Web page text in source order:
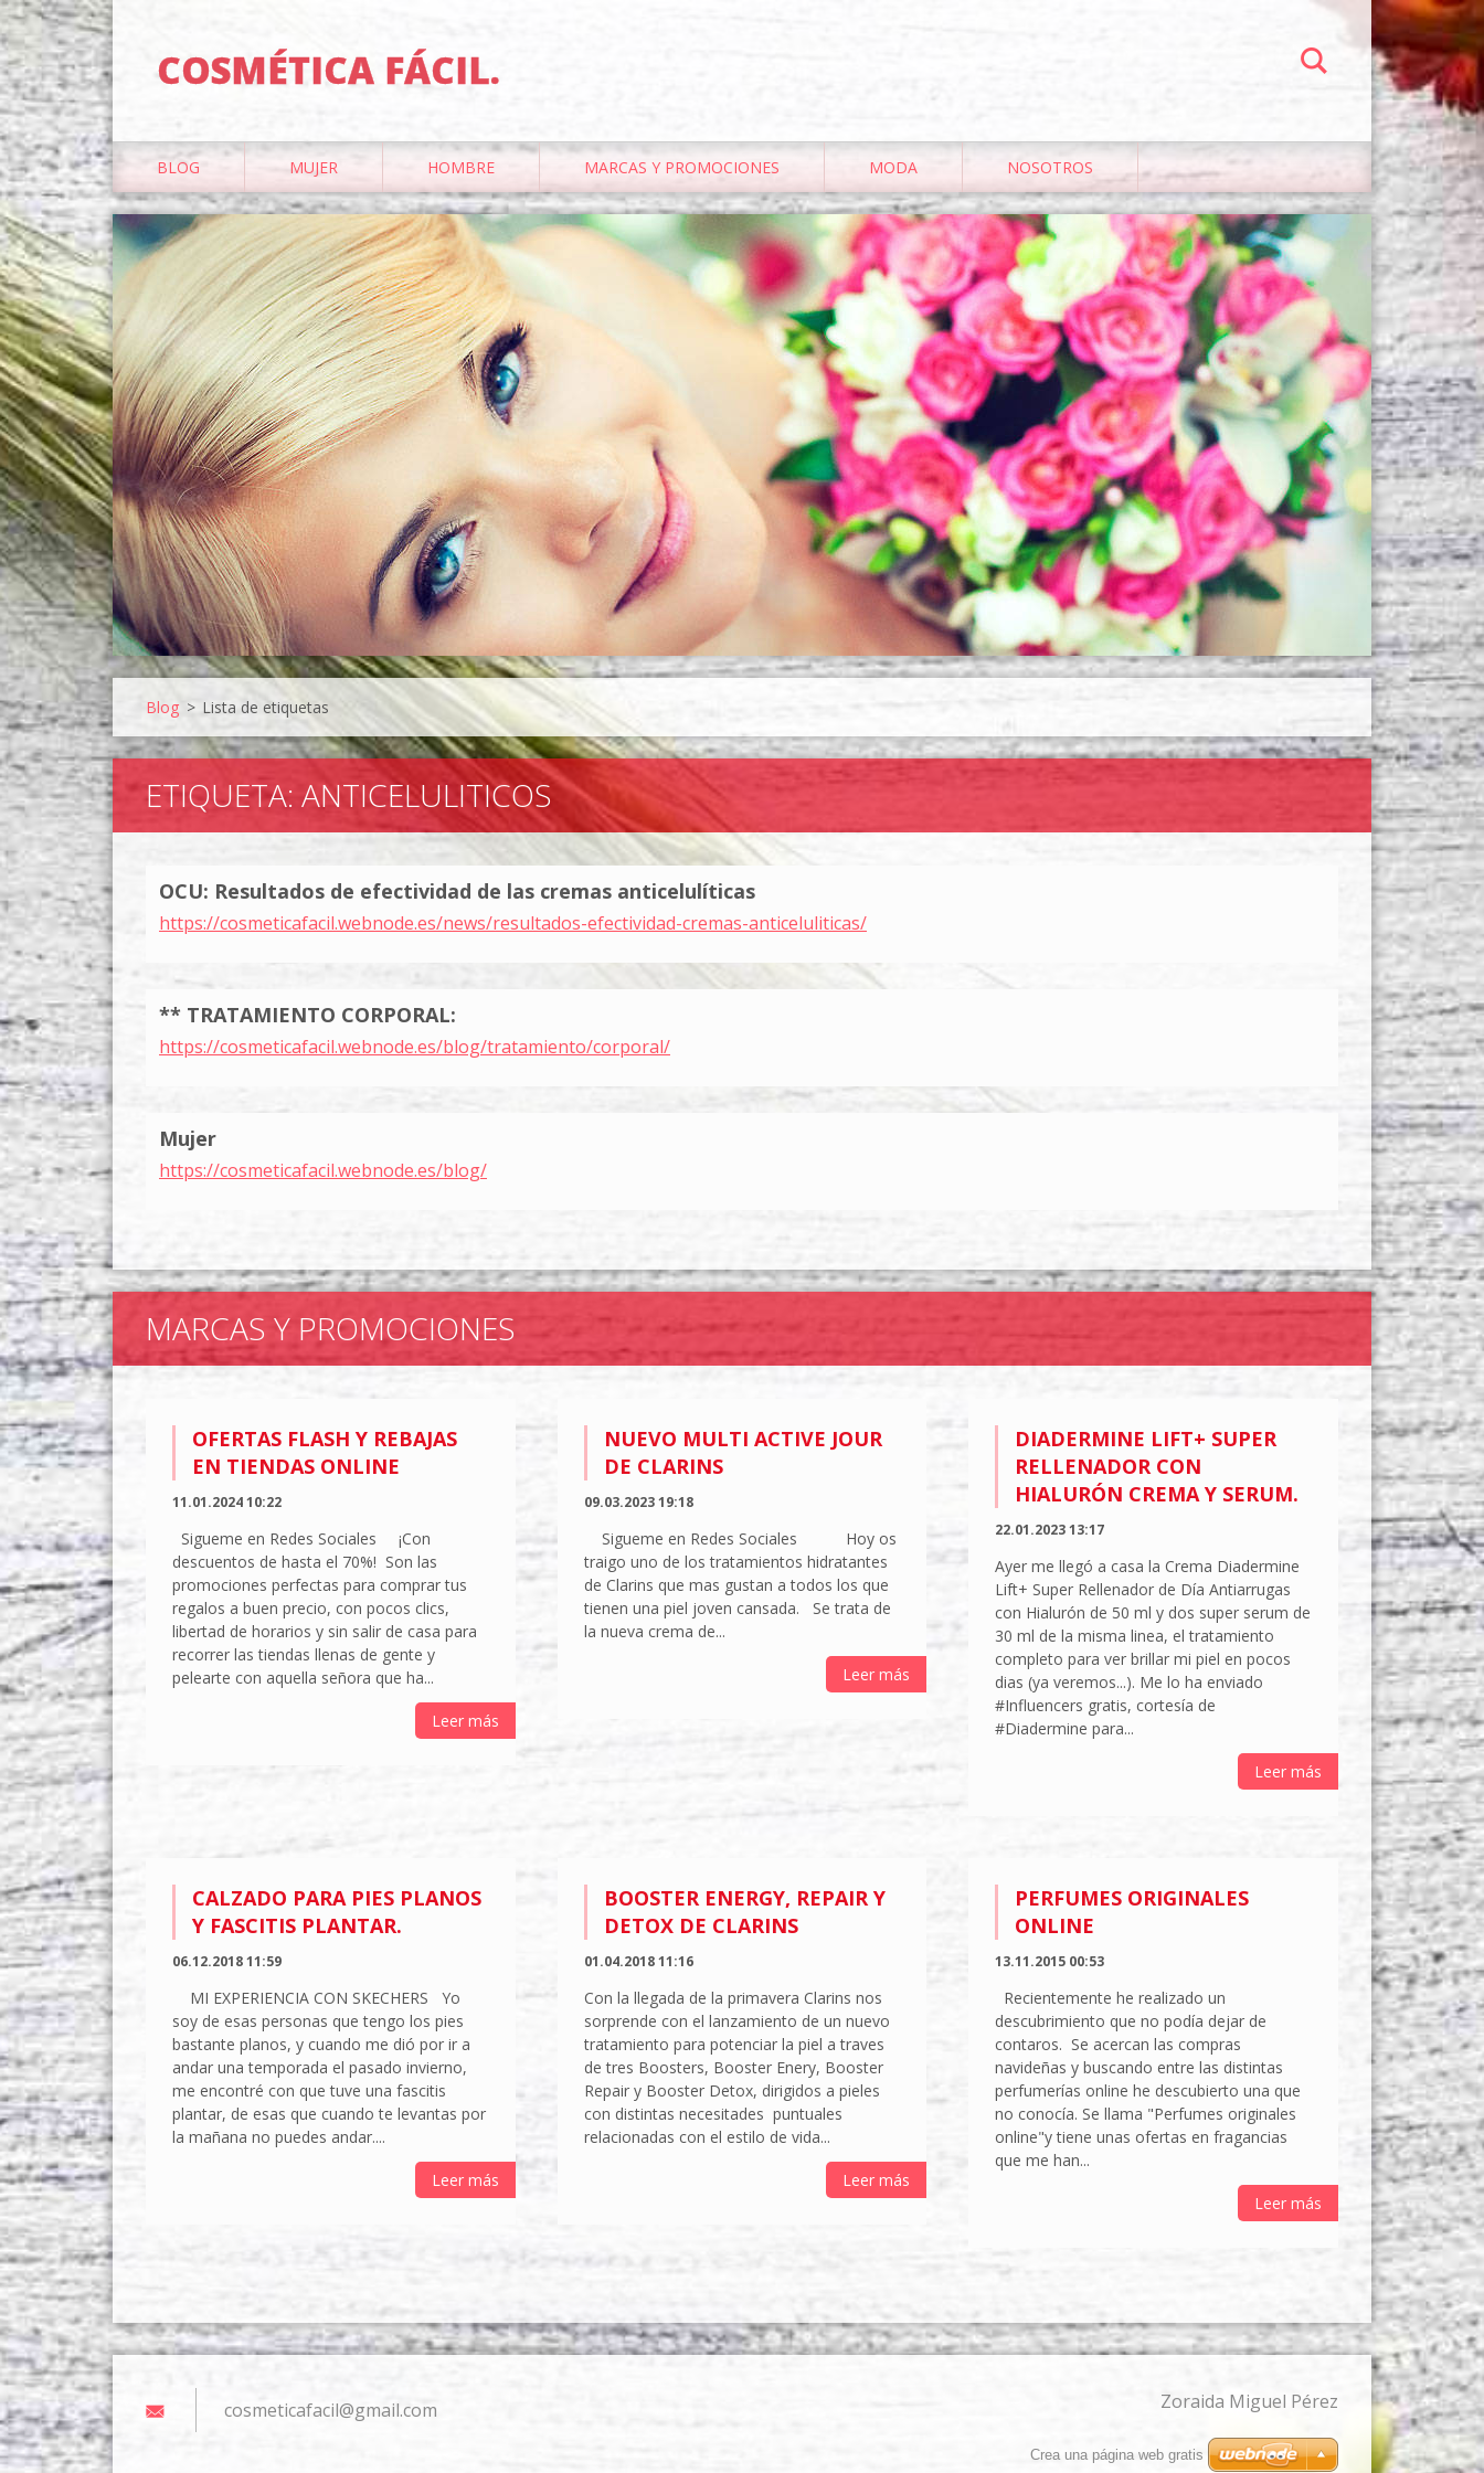
COSMÉTICA FÁCIL.
BLOG MUJER HOMBRE MARCAS Y PROMOCIONES MODA NOSOTROS
Blog > Lista de etiquetas
ETIQUETA: ANTICELULITICOS
OCU: Resultados de efectividad de las cremas anticelulíticas
https://cosmeticafacil.webnode.es/news/resultados-efectividad-cremas-anticeluliticas/
** TRATAMIENTO CORPORAL:
https://cosmeticafacil.webnode.es/blog/tratamiento/corporal/
Mujer
https://cosmeticafacil.webnode.es/blog/
MARCAS Y PROMOCIONES
OFERTAS FLASH Y REBAJAS
EN TIENDAS ONLINE
11.01.2024 10:22
Sigueme en Redes Sociales ¡Con
descuentos de hasta el 70%! Son las
promociones perfectas para comprar tus
regalos a buen precio, con pocos clics,
libertad de horarios y sin salir de casa para
recorrer las tiendas llenas de gente y
pelearte con aquella señora que ha...
Leer más
NUEVO MULTI ACTIVE JOUR
DE CLARINS
09.03.2023 19:18
Sigueme en Redes Sociales Hoy os
traigo uno de los tratamientos hidratantes
de Clarins que mas gustan a todos los que
tienen una piel joven cansada. Se trata de
la nueva crema de...
Leer más
DIADERMINE LIFT+ SUPER
RELLENADOR CON
HIALURÓN CREMA Y SERUM.
22.01.2023 13:17
Ayer me llegó a casa la Crema Diadermine
Lift+ Super Rellenador de Día Antiarrugas
con Hialurón de 50 ml y dos super serum de
30 ml de la misma linea, el tratamiento
completo para ver brillar mi piel en pocos
dias (ya veremos...). Me lo ha enviado
#Influencers gratis, cortesía de
#Diadermine para...
Leer más
CALZADO PARA PIES PLANOS
Y FASCITIS PLANTAR.
06.12.2018 11:59
MI EXPERIENCIA CON SKECHERS Yo
soy de esas personas que tengo los pies
bastante planos, y cuando me dió por ir a
andar una temporada el pasado invierno,
me encontré con que tuve una fascitis
plantar, de esas que cuando te levantas por
la mañana no puedes andar....
Leer más
BOOSTER ENERGY, REPAIR Y
DETOX DE CLARINS
01.04.2018 11:16
Con la llegada de la primavera Clarins nos
sorprende con el lanzamiento de un nuevo
tratamiento para potenciar la piel a traves
de tres Boosters, Booster Enery, Booster
Repair y Booster Detox, dirigidos a pieles
con distintas necesitades puntuales
relacionadas con el estilo de vida...
Leer más
PERFUMES ORIGINALES
ONLINE
13.11.2015 00:53
Recientemente he realizado un
descubrimiento que no podía dejar de
contaros. Se acercan las compras
navideñas y buscando entre las distintas
perfumerías online he descubierto una que
no conocía. Se llama "Perfumes originales
online"y tiene unas ofertas en fragancias
que me han...
Leer más
cosmeticafacil@gmail.com Zoraida Miguel Pérez
Crea una página web gratis